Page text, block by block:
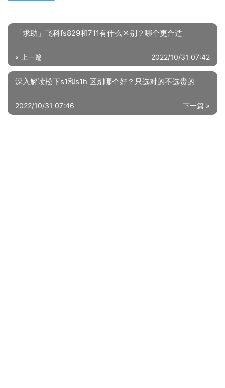
「求助」飞科fs829和711有什么区别？哪个更合适
« 上一篇 2022/10/31 07:42
深入解读松下s1和s1h 区别哪个好？只选对的不选贵的
下一篇 »
2022/10/31 07:46